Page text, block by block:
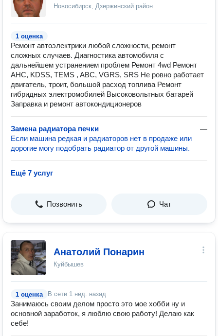
Новосибирск, Дзержинский район
1 оценка
Ремонт автоэлектрики любой сложности, ремонт
сложных случаев. Диагностика автомобиля с
дальнейшем устранением проблем Ремонт 4wd Ремонт
AHC, KDSS, TEMS , ABC, VGRS, SRS Не ровно работает
двигатель, троит, большой расход топлива Ремонт
гибридных электромобилей Высоковольтных батарей
Заправка и ремонт автокондиционеров
Замена радиатора печки
—
Если машина редкая и радиаторов нет в продаже или
дорогие могу подобрать радиатор от другой машины.
Ещё 7 услуг
Позвонить Чат
Анатолий Понарин
Куйбышев
1 оценка В сети 1 нед. назад
Занимаюсь своим делом просто это мое хобби ну и
основной заработок, я люблю свою работу! Делаю как
себе!